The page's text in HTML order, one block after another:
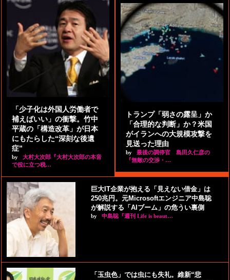
「少子化は外国人労働者で
補えばいい」の衝撃。竹中
平蔵の「構造改革」が日本
にもたらした“深刻な後遺
症”
by
大村大次郎『大村大次郎の本音
で役に立つ税…
トランプ「弱さの露呈」か
「合理的な判断」か？米国
がイランへの大規模攻撃を
見送った理由
by
最後の調停官 島田久仁彦の
『無敵の交渉・…
巨大IT企業が抱える「見えない借金」は
250兆円。元Microsoftエンジニア中島聡
が解説する「AIブーム」の危うい裏側
by 中島聡『週刊 Life is beaut…
「玉虫色」では虫にも失礼。維新“悲